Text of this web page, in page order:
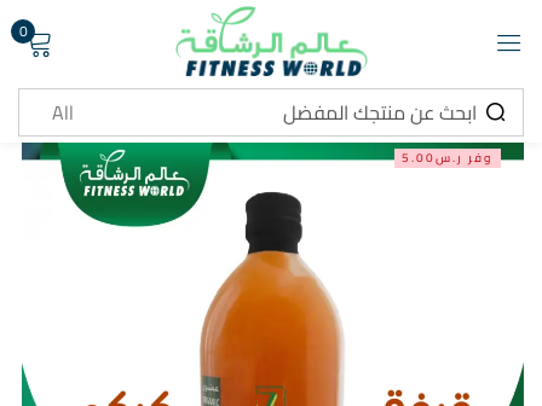
0
وفر ر.س5.00
تسجيل دخول
هل نسيت كلمة المرور ؟